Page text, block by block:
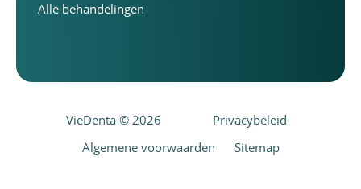
Alle behandelingen
VieDenta © 2026
Privacybeleid
Algemene voorwaarden
Sitemap